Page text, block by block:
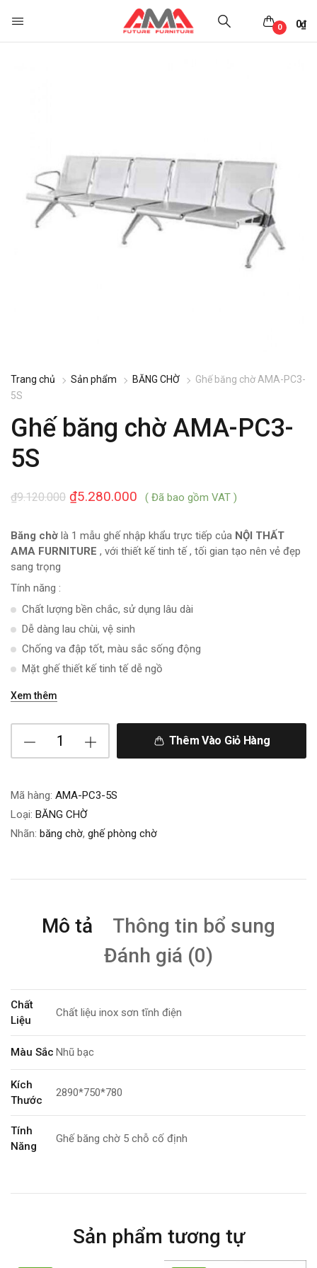
0₫
0
Trang chủ Sản phẩm BĂNG CHỜ
Ghế băng chờ AMA-PC3-
5S
Ghế băng chờ AMA-PC3-
5S
9.120.000
₫ 5.280.000
₫ ( Đã bao gồm VAT )
Băng chờ là 1 mẫu ghế nhập khẩu trực tiếp của NỘI THẤT
AMA FURNITURE , với thiết kế tinh tế , tối gian tạo nên vẻ đẹp
sang trọng
Tính năng :
Chất lượng bền chắc, sử dụng lâu dài
Dễ dàng lau chùi, vệ sinh
Chống va đập tốt, màu sắc sống động
Mặt ghế thiết kế tinh tế dễ ngồ
Xem thêm
Thêm Vào Giỏ Hàng
Mã hàng: AMA-PC3-5S
Loại: BĂNG CHỜ
Nhãn: băng chờ, ghế phòng chờ
Mô tả
Thông tin bổ sung
Đánh giá (0)
Chất
Liệu
Chất liệu inox sơn tĩnh điện
Màu Sắc Nhũ bạc
Kích
Thước
2890*750*780
Tính
Năng
Ghế băng chờ 5 chỗ cố định
Hành
Sản phẩm tương tự